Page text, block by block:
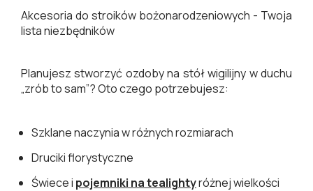
Akcesoria do stroików bożonarodzeniowych - Twoja
lista niezbędników
Planujesz stworzyć ozdoby na stół wigilijny w duchu
„zrób to sam”? Oto czego potrzebujesz:
Szklane naczynia w różnych rozmiarach
Druciki florystyczne
Świece i pojemniki na tealightyróżnej wielkości